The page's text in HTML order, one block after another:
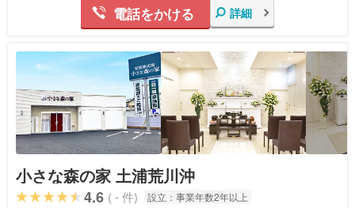
電話をかける 詳細
小さな森の家 土浦荒川沖
4.6 ( - 件) 設立： 事業年数2年以上